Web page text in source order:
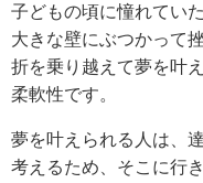
子どもの頃に憧れてい
大きな壁にぶつかって
折を乗り越えて夢を叶
柔軟性です。
夢を叶えられる人は、
考えるため、そこに行